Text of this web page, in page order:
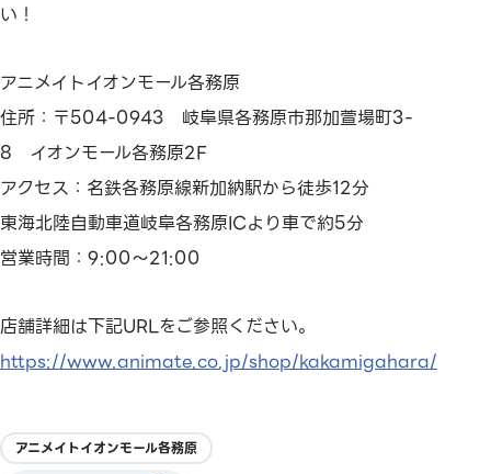
い！
アニメイトイオンモール各務原
住所：〒504-0943 岐阜県各務原市那加萱場町3-
8 イオンモール各務原2F
アクセス：名鉄各務原線新加納駅から徒歩12分
東海北陸自動車道岐阜各務原ICより車で約5分
営業時間：9:00～21:00
店舗詳細は下記URLをご参照ください。
https://www.animate.co.jp/shop/kakamigahara/
アニメイトイオンモール各務原